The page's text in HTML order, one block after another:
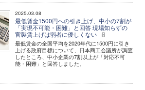
2025.03.08
最低賃金1500円への引き上げ、中小の7割が
「実現不可能・困難」と回答 現場知らずの
官製賃上げは弱者に優しくない
最低賃金の全国平均を2020年代に1500円に引き
上げる政府目標について、日本商工会議所が調査
したところ、中小企業の7割以上が「対応不可
能・困難」と回答しました。